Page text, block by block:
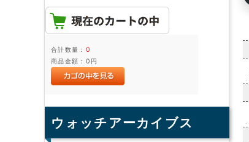
合計数量： 0
商品金額： 0円
ウォッチアーカイブス